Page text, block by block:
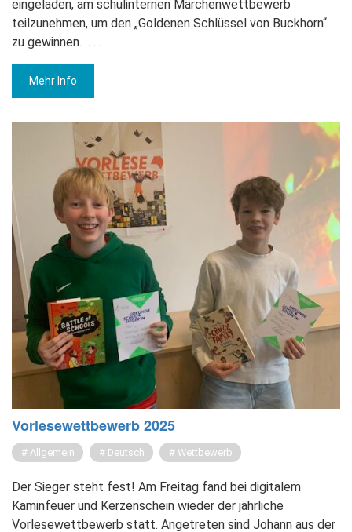
eingeladen, am schulinternen Märchenwettbewerb
teilzunehmen, um den „Goldenen Schlüssel von Buckhorn“
zu gewinnen. . . .
Mehr Info
Vor­le­se­wett­be­werb 2025
Allgemein Deutsch Wettbewerb
Der Sieger steht fest! Am Freitag fand bei digitalem
Kaminfeuer und Kerzenschein wieder der jährliche
Vorlesewettbewerb statt. Angetreten sind Johann aus der